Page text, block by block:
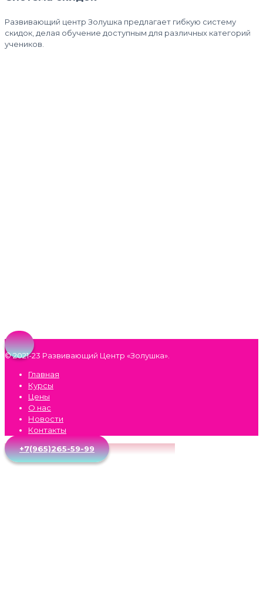
Развивающий центр Золушка предлагает гибкую систему
скидок, делая обучение доступным для различных категорий
учеников.
© 2021-23 Развивающий Центр «Золушка».
Главная
Курсы
Цены
О нас
Новости
Контакты
+7(965)265-59-99